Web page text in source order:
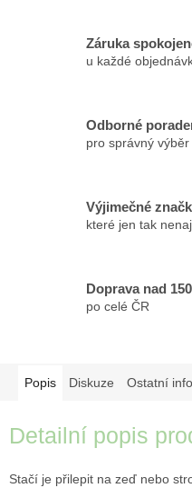
Záruka
u každé
Odborné
pro správný výběr
Výjimečné
které jen tak
Doprava nad
po celé ČR
Popis Diskuze Ostatní
Detailní popis
Stačí je přilepit na zeď nebo